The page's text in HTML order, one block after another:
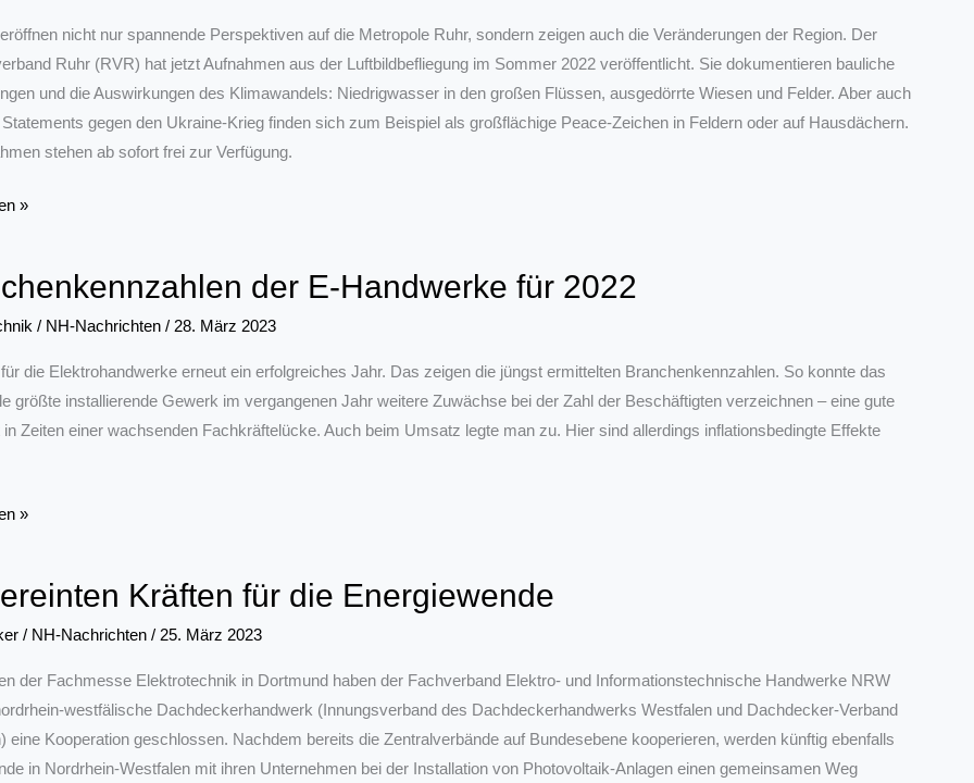
nicht nur spannende Perspektiven auf die Metropole Ruhr, sondern zeigen auch die Veränderungen der Region. Der
Ruhr (RVR) hat jetzt Aufnahmen aus der Luftbildbefliegung im Sommer 2022 veröffentlicht. Sie dokumentieren bauliche
und die Auswirkungen des Klimawandels: Niedrigwasser in den großen Flüssen, ausgedörrte Wiesen und Felder. Aber auch
gegen den Ukraine-Krieg finden sich zum Beispiel als großflächige Peace-Zeichen in Feldern oder auf Hausdächern.
stehen ab sofort frei zur Verfügung.
»
der E-Handwerke für 2022
/ NH-Nachrichten / 28. März 2023
die Elektrohandwerke erneut ein erfolgreiches Jahr. Das zeigen die jüngst ermittelten Branchenkennzahlen. So konnte das
größte installierende Gewerk im vergangenen Jahr weitere Zuwächse bei der Zahl der Beschäftigten verzeichnen – eine gute
Zeiten einer wachsenden Fachkräftelücke. Auch beim Umsatz legte man zu. Hier sind allerdings inflationsbedingte Effekte
»
Kräften für die Energiewende
/ NH-Nachrichten / 25. März 2023
der Fachmesse Elektrotechnik in Dortmund haben der Fachverband Elektro- und Informationstechnische Handwerke NRW
westfälische Dachdeckerhandwerk (Innungsverband des Dachdeckerhandwerks Westfalen und Dachdecker-Verband
eine Kooperation geschlossen. Nachdem bereits die Zentralverbände auf Bundesebene kooperieren, werden künftig ebenfalls
in Nordrhein-Westfalen mit ihren Unternehmen bei der Installation von Photovoltaik-Anlagen einen gemeinsamen Weg